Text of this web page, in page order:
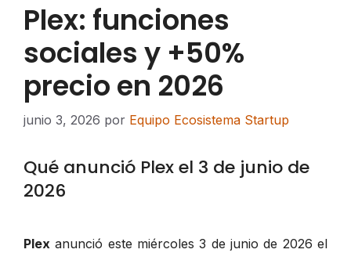
Plex: funciones
sociales y +50%
precio en 2026
junio 3, 2026 por Equipo Ecosistema Startup
Qué anunció Plex el 3 de junio de
2026
Plex anunció este miércoles 3 de junio de 2026 el